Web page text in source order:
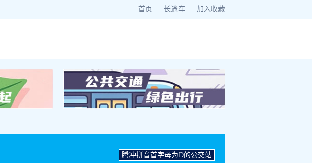
首页 长途车 加入收藏
腾冲拼音首字母为D的公交站